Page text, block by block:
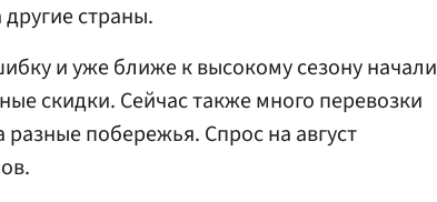
страны.
и уже ближе к высокому сезону начали
скидки. Сейчас также много перевозки
побережья. Спрос на август